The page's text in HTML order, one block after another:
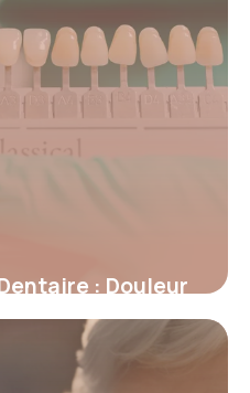
: Douleur